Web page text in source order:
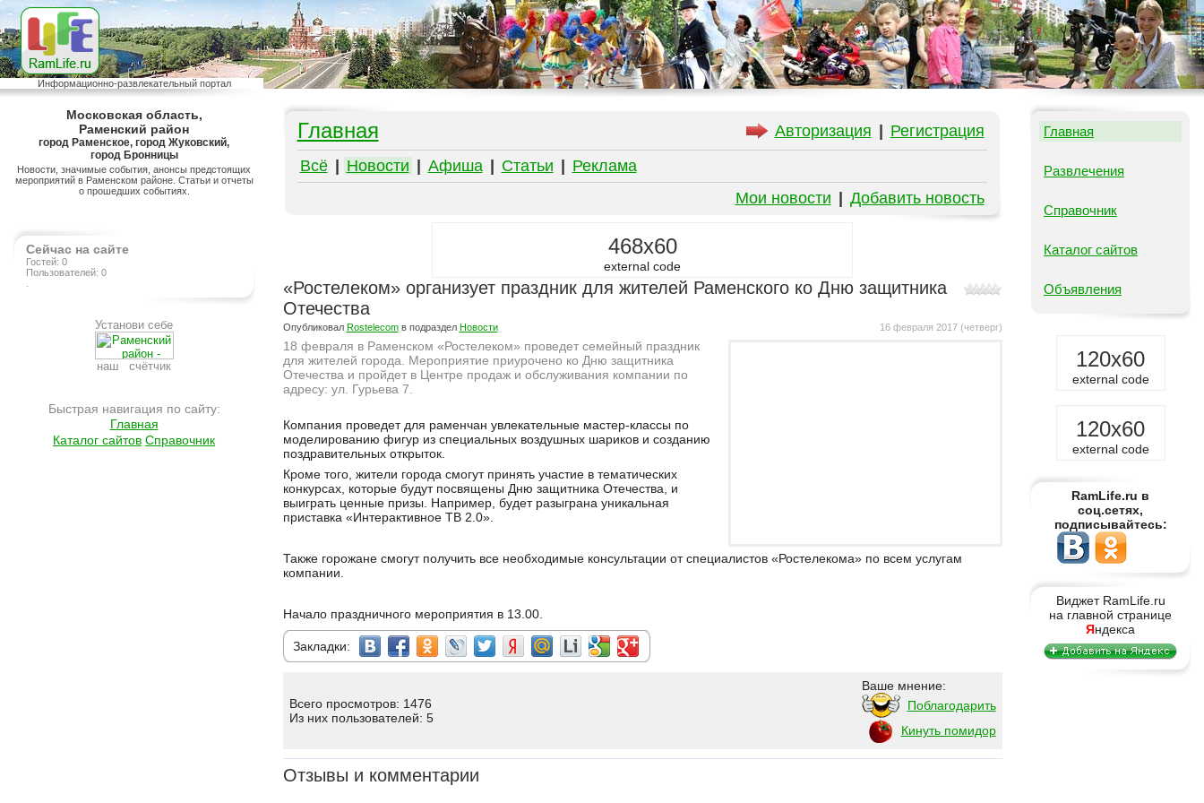
Информационно-развлекательный портал
Московская область,
Раменский район
город Раменское, город Жуковский,
город Бронницы
Новости, значимые события, анонсы предстоящих
мероприятий в Раменском районе. Статьи и отчеты
о прошедших событиях.
Сейчас на сайте
Гостей: 0
Пользователей: 0
Установи себе
наш счётчик
Быстрая навигация по сайту:
Главная
Каталог сайтов Справочник
Авторизация Регистрация
Главная
Всё Новости Афиша Статьи
Реклама
Мои новости
Добавить новость
468x60
external code
«Ростелеком» организует праздник для жителей Раменского ко Дню защитника
Отечества
16 февраля 2017 (четверг)
Опубликовал Rostelecomв подраздел Новости
18 февраля в Раменском «Ростелеком» проведет семейный праздник
для жителей города. Мероприятие приурочено ко Дню защитника
Отечества и пройдет в Центре продаж и обслуживания компании по
адресу: ул. Гурьева 7.
Компания проведет для раменчан увлекательные мастер-классы по
моделированию фигур из специальных воздушных шариков и созданию
поздравительных открыток.
Кроме того, жители города смогут принять участие в тематических
конкурсах, которые будут посвящены Дню защитника Отечества, и
выиграть ценные призы. Например, будет разыграна уникальная
приставка «Интерактивное ТВ 2.0».
Также горожане смогут получить все необходимые консультации от специалистов «Ростелекома» по всем услугам
компании.
Начало праздничного мероприятия в 13.00.
Закладки:
Всего просмотров: 1476
Из них пользователей: 5
Ваше мнение:
Поблагодарить
Кинуть помидор
Отзывы и комментарии
Главная
Развлечения
Справочник
Каталог сайтов
Объявления
120x60
external code
120x60
external code
RamLife.ru в
соц.сетях,
подписывайтесь:
Виджет RamLife.ru
на главной странице
Яндекса